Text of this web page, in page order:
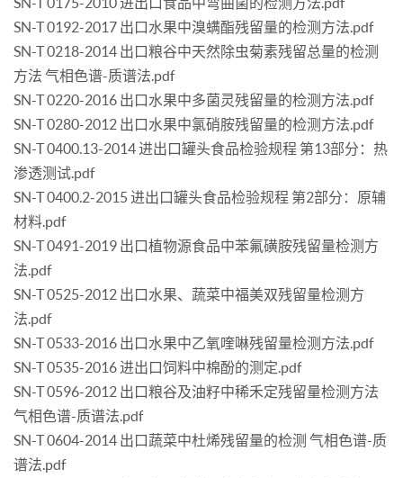
SN-T 0192-2017 出口水果中溴螨酯残留量的检测方法.pdf
SN-T 0218-2014 出口粮谷中天然除虫菊素残留总量的检测
方法 气相色谱-质谱法.pdf
SN-T 0220-2016 出口水果中多菌灵残留量的检测方法.pdf
SN-T 0280-2012 出口水果中氯硝胺残留量的检测方法.pdf
SN-T 0400.13-2014 进出口罐头食品检验规程 第13部分：热
渗透测试.pdf
SN-T 0400.2-2015 进出口罐头食品检验规程 第2部分：原辅
材料.pdf
SN-T 0491-2019 出口植物源食品中苯氟磺胺残留量检测方
法.pdf
SN-T 0525-2012 出口水果、蔬菜中福美双残留量检测方
法.pdf
SN-T 0533-2016 出口水果中乙氧喹啉残留量检测方法.pdf
SN-T 0535-2016 进出口饲料中棉酚的测定.pdf
SN-T 0596-2012 出口粮谷及油籽中稀禾定残留量检测方法
气相色谱-质谱法.pdf
SN-T 0604-2014 出口蔬菜中杜烯残留量的检测 气相色谱-质
谱法.pdf